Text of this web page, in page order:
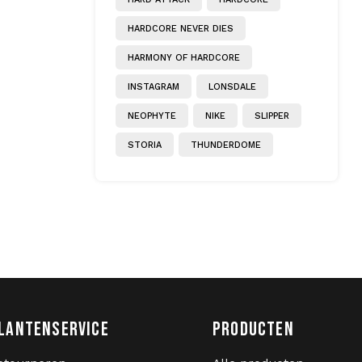
HARDCORE NEVER DIES
HARMONY OF HARDCORE
INSTAGRAM LONSDALE
NEOPHYTE NIKE SLIPPER
STORIA THUNDERDOME
PRODUCTEN